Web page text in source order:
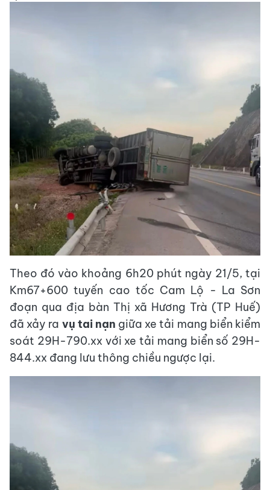
Theo đó vào khoảng 6h20 phút ngày 21/5, tại
Km67+600 tuyến cao tốc Cam Lộ - La Sơn
đoạn qua địa bàn Thị xã Hương Trà (TP Huế)
đã xảy ra vụ tai nạn giữa xe tải mang biển kiểm
soát 29H-790.xx với xe tải mang biển số 29H-
844.xx đang lưu thông chiều ngược lại.